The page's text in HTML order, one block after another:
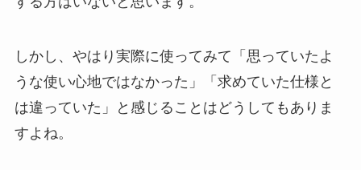
しかし、やはり実際に使ってみて「思っていたよ
うな使い心地ではなかった」「求めていた仕様と
は違っていた」と感じることはどうしてもありま
すよね。